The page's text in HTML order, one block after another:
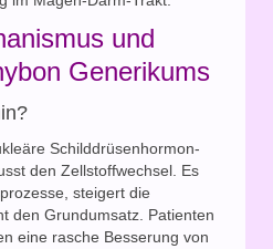
und
Generikums
Schilddrüsenhormon-
den Zellstoffwechsel. Es
steigert die
den Grundumsatz. Patienten
eine rasche Besserung von